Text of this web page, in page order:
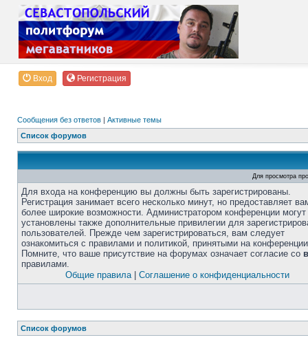
Вход Регистрация
Сообщения без ответов | Активные темы
Список форумов
Для просмотра
Для входа на конференцию вы должны быть зарегистрированы.
Регистрация занимает всего несколько минут, но предоставляет
более широкие возможности. Администратором конференции
установлены также дополнительные привилегии для
пользователей. Прежде чем зарегистрироваться, вам следует
ознакомиться с правилами и политикой, принятыми на
Помните, что ваше присутствие на форумах означает согласие со
правилами.
Общие правила| Соглашение о конфиденциальности
Список форумов